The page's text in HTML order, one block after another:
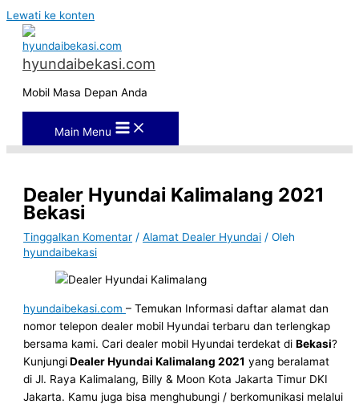
Lewati ke konten
hyundaibekasi.com
Mobil Masa Depan Anda
Main Menu
Dealer Hyundai Kalimalang 2021
Bekasi
Tinggalkan Komentar /Alamat Dealer Hyundai / Oleh
hyundaibekasi
hyundaibekasi.com– Temukan Informasi daftar alamat dan
nomor telepon dealer mobil Hyundai terbaru dan terlengkap
bersama kami. Cari dealer mobil Hyundai terdekat diBekasi?
KunjungiDealer Hyundai Kalimalang 2021 yang beralamat
di Jl. Raya Kalimalang, Billy & Moon Kota Jakarta Timur DKI
Jakarta. Kamu juga bisa menghubungi / berkomunikasi melalui